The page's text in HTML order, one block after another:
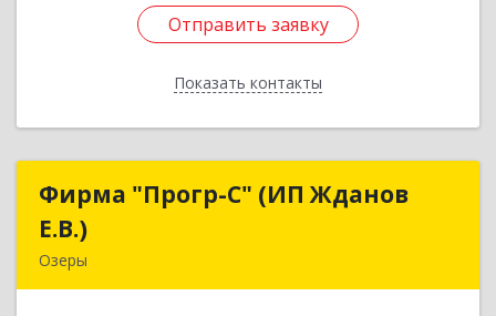
Отправить заявку
Показать контакты
Отправить заявку
Назад
Фирма "Прогр-С" (ИП Жданов
Е.В.)
Озеры
Фирма "Прогр-С" (ИП Жданов